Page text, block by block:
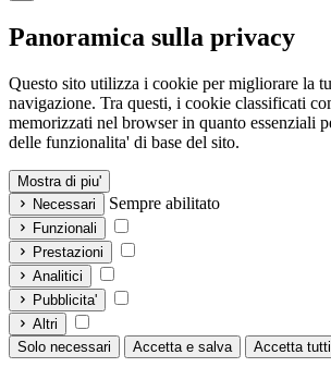
Panoramica sulla privacy
Questo sito utilizza i cookie per migliorare la
navigazione. Tra questi, i cookie classificati
memorizzati nel browser in quanto essenziali
delle funzionalita' di base del sito.
Mostra di piu'
Necessari
Sempre abilitato
Funzionali
Prestazioni
Analitici
Pubblicita'
Altri
Solo necessari
Accetta e salva Accetta tutti